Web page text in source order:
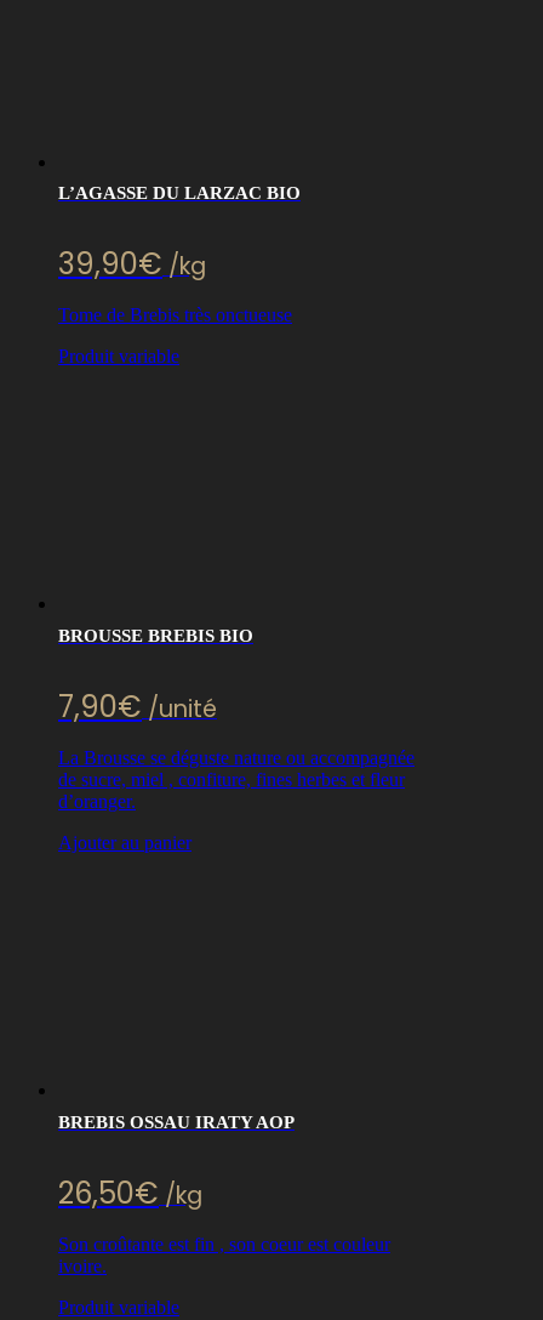
L’AGASSE DU LARZAC BIO
39,90€/kg
Tome de Brebis très onctueuse
Produit variable
BROUSSE BREBIS BIO
7,90€ /unité
La Brousse se déguste nature ou accompagnée
de sucre, miel , confiture, fines herbes et fleur
d’oranger.
Ajouter au panier
BREBIS OSSAU IRATY AOP
26,50€ /kg
Son croûtante est fin , son coeur est couleur
ivoire.
Produit variable